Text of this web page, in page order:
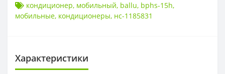
кондиционер, мобильный, ballu, bphs-15h,
мобильные, кондиционеры, нс-1185831
Характеристики